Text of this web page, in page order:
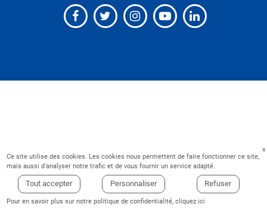
Ce site utilise des cookies. Les cookies nous permettent de faire fonctionner ce site,
mais aussi d'analyser notre trafic et de vous fournir un service adapté.
Tout accepter Personnaliser Refuser
Pour en savoir plus sur notre politique de confidentialité,cliquez ici